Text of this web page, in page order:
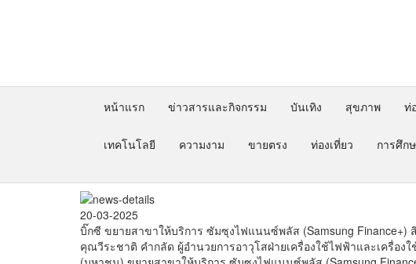
หน้าแรก ข่าวสารและกิจกรรม บันเทิง สุขภาพ ท่
เทคโนโลยี ความงาม ขายตรง ท่องเที่ยว การศึก
20-03-2025
บิ๊กซี ขยายสาขาให้บริการ ซัมซุงไฟแนนซ์พลัส (Samsung Finance+)
คุณวีระชาติ คำกลัด ผู้อำนวยการอาวุโสฝ่ายเครื่องใช้ไฟฟ้าและเครื่อง